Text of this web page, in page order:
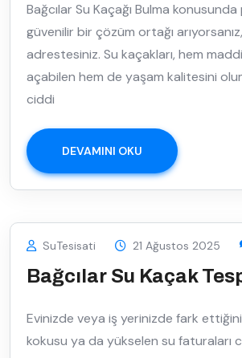
Bağcılar Su Kaçağı Bulma
güvenilir bir çözüm ortağı
adrestesiniz. Su kaçakları, hem
açabilen hem de yaşam kalitesini
ciddi
DEVAMINI OKU
SuTesisati 21 Ağustos 2025
Bağcılar Su Kaçak
Evinizde veya iş yerinizde fark
kokusu ya da yükselen su faturaları